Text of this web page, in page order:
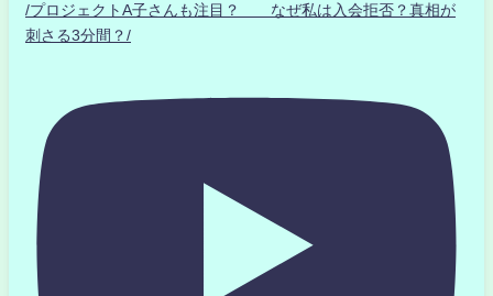
/プロジェクトA子さんも注目？ なぜ私は入会拒否？真相が
刺さる3分間？/